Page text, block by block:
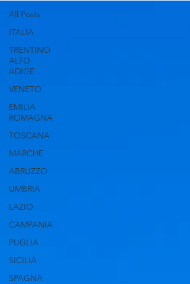
All Posts
ITALIA
TRENTINO
ALTO
ADIGE
VENETO
EMILIA
ROMAGNA
TOSCANA
MARCHE
ABRUZZO
UMBRIA
LAZIO
CAMPANIA
PUGLIA
SICILIA
SPAGNA